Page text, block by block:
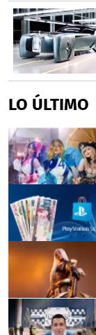
LO ÚLTIMO